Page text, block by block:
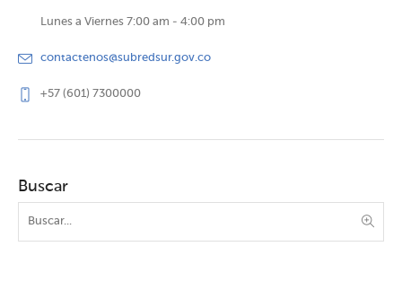
Lunes a Viernes 7:00 am - 4:00 pm
contactenos@subredsur.gov.co
+57 (601) 7300000
Buscar